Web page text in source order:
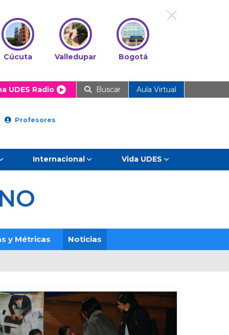
Cúcuta Valledupar Bogotá
UDES Radio Buscar Aula Virtual
Profesores
Internacional Vida UDES
y Métricas Noticias